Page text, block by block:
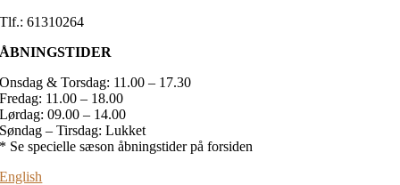
Tlf.: 61310264
ÅBNINGSTIDER
Onsdag & Torsdag: 11.00 – 17.30
Fredag: 11.00 – 18.00
Lørdag: 09.00 – 14.00
Søndag – Tirsdag: Lukket
* Se specielle sæson åbningstider på forsiden
English